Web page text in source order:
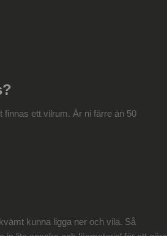
ett vilrum. Är ni färre än 50
kunna ligga ner och vila. Så